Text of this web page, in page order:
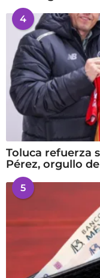
4
Toluca refuerza
Pérez, orgullo
5